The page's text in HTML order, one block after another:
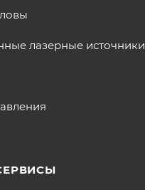
лазерные источники